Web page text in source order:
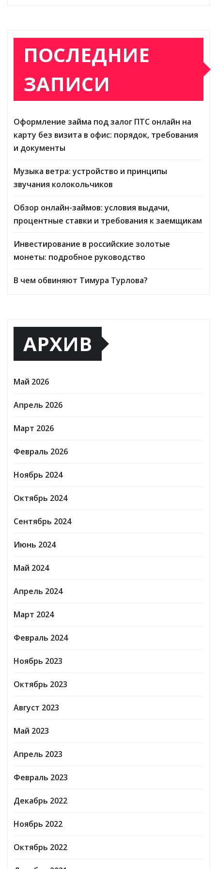
ПОСЛЕДНИЕ
ЗАПИСИ
Оформление займа под залог ПТС онлайн на
карту без визита в офис: порядок, требования
и документы
Музыка ветра: устройство и принципы
звучания колокольчиков
Обзор онлайн-займов: условия выдачи,
процентные ставки и требования к заемщикам
Инвестирование в российские золотые
монеты: подробное руководство
В чем обвиняют Тимура Турлова?
АРХИВ
Май 2026
Апрель 2026
Март 2026
Февраль 2026
Ноябрь 2024
Октябрь 2024
Сентябрь 2024
Июнь 2024
Май 2024
Апрель 2024
Март 2024
Февраль 2024
Ноябрь 2023
Октябрь 2023
Август 2023
Май 2023
Апрель 2023
Февраль 2023
Декабрь 2022
Ноябрь 2022
Октябрь 2022